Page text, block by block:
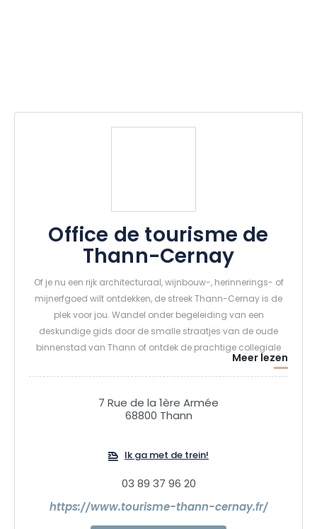
Office de tourisme de
Thann-Cernay
Of je nu een rijk architecturaal, wijnbouw-, herinnerings- of
mijnerfgoed wilt ontdekken, de streek Thann-Cernay is de
plek voor jou. Wandel onder begeleiding van een
deskundige gids door de smalle straatjes van de oude
binnenstad van Thann of ontdek de prachtige collegiale
kerk. Wandel in het gezelschap van een enthousiasteling
door de steile wijngaarden van Rangen of de hellingen van
Vieil-Armand. Voor de avonturiers: het mijnerfgoed zal je
betoveren met zijn galerijen. De Hartmannswillerkopf, de
Meer lezen
7 Rue de la 1ère Armée
68800 Thann
Ik ga met de trein!
03 89 37 96 20
https://www.tourisme-thann-cernay.fr/